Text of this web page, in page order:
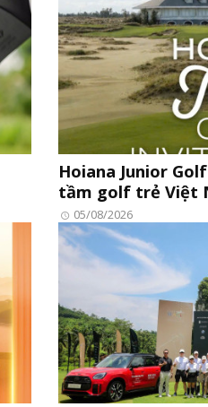
Hoiana Junior
tầm golf trẻ Việt
05/08/2026